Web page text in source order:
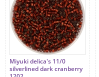
Miyuki delica's 11/0
silverlined dark cranberry